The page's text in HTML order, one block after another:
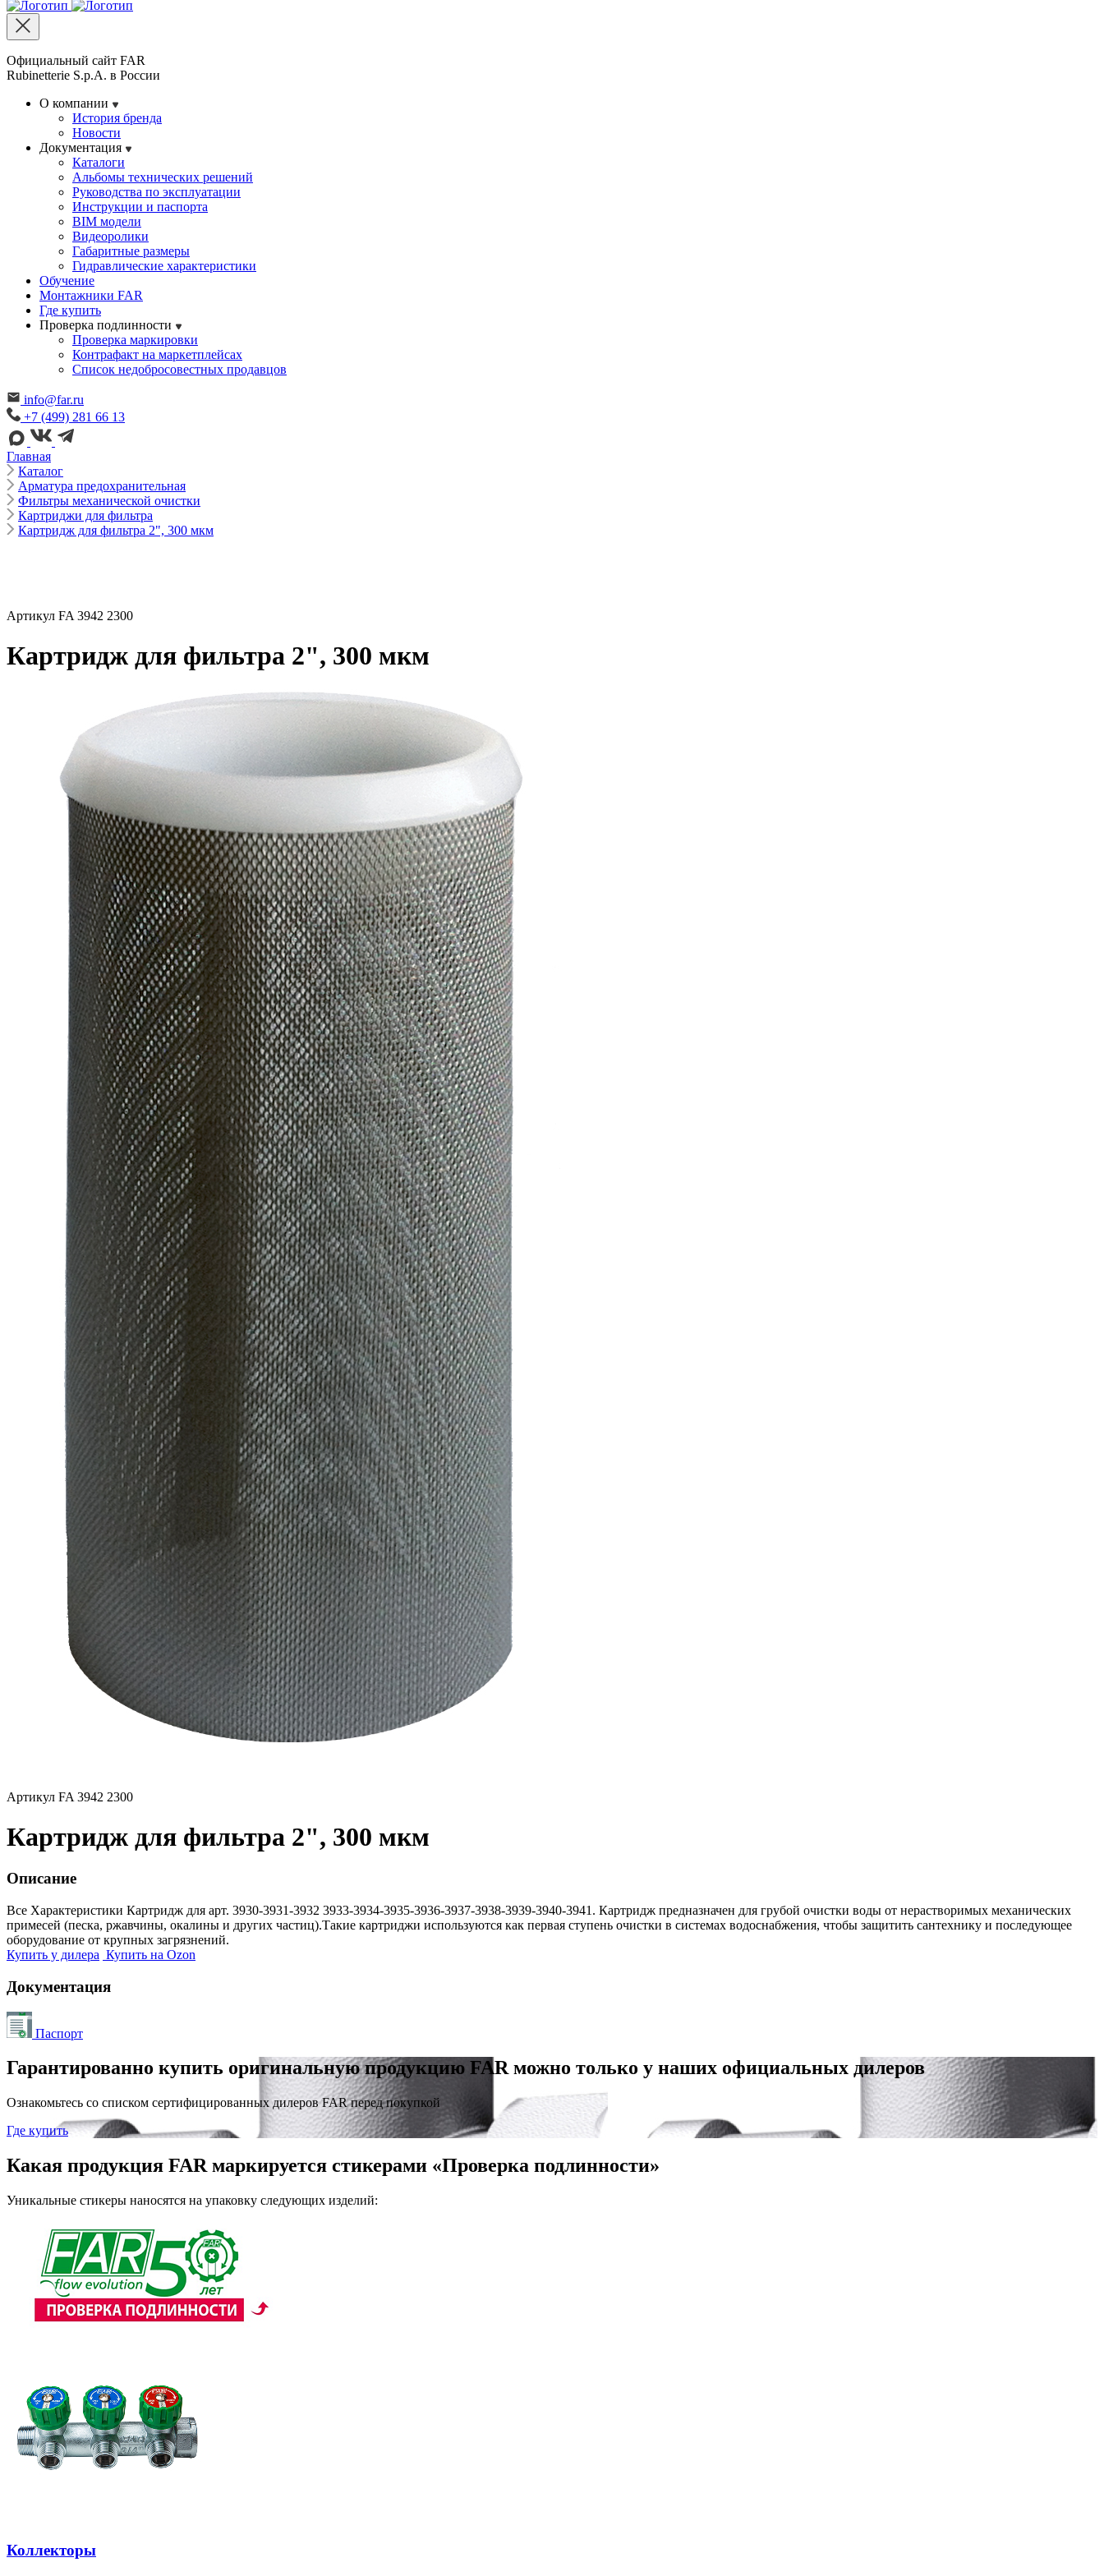
Официальный сайт FAR
Rubinetterie S.p.A. в России
О компании
История бренда
Новости
Документация
Каталоги
Альбомы технических решений
Руководства по эксплуатации
Инструкции и паспорта
BIM модели
Видеоролики
Габаритные размеры
Гидравлические характеристики
Обучение
Монтажники FAR
Где купить
Проверка подлинности
Проверка маркировки
Контрафакт на маркетплейсах
Cписок недобросовестных продавцов
info@far.ru
+7 (499) 281 66 13
Главная
Каталог
Арматура предохранительная
Фильтры механической очистки
Картриджи для фильтра
Картридж для фильтра 2", 300 мкм
Артикул FA 3942 2300
Картридж для фильтра 2", 300 мкм
Артикул FA 3942 2300
Картридж для фильтра 2", 300 мкм
Описание
Все Характеристики Картридж для арт. 3930-3931-3932 3933-3934-3935-3936-3937-3938-3939-3940-3941. Картридж предназначен для грубой очистки воды от нерастворимых механических
примесей (песка, ржавчины, окалины и других частиц).Такие картриджи используются как первая ступень очистки в системах водоснабжения, чтобы защитить сантехнику и последующее
оборудование от крупных загрязнений.
Купить у дилера Купить на Ozon
Документация
Паспорт
Гарантированно купить оригинальную продукцию FAR можно только у наших официальных дилеров
Ознакомьтесь со списком сертифицированных дилеров FAR перед покупкой
Где купить
Какая продукция FAR маркируется стикерами «Проверка подлинности»
Уникальные стикеры наносятся на упаковку следующих изделий:
Коллекторы